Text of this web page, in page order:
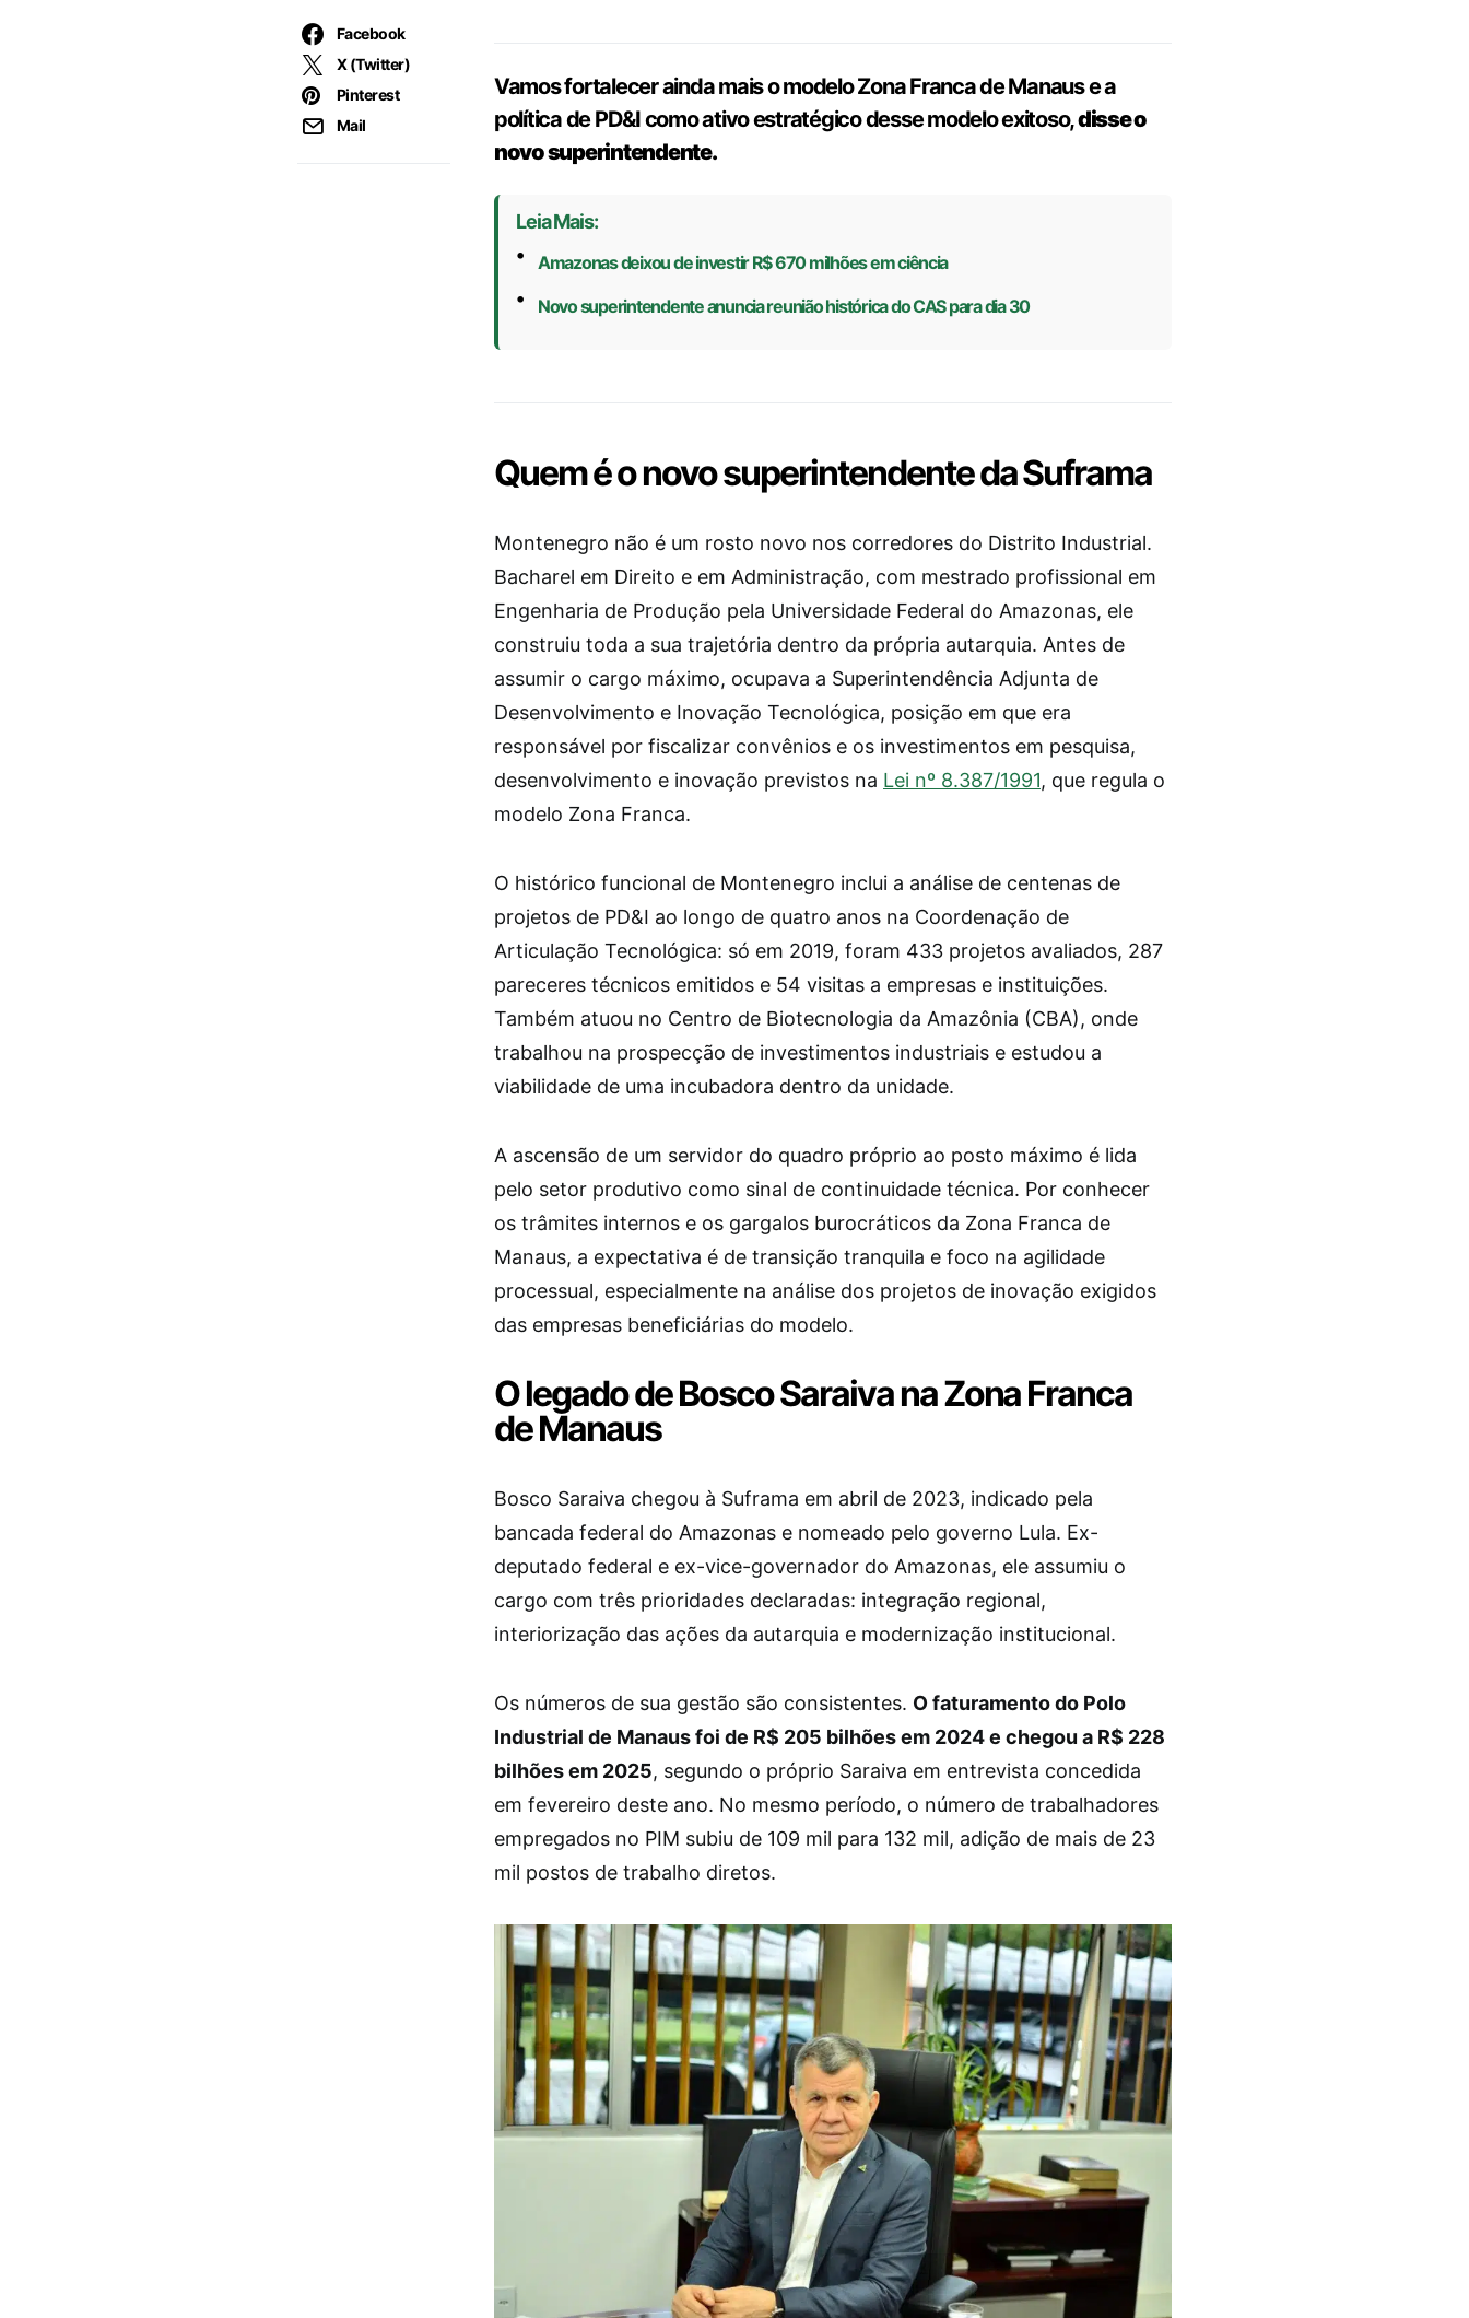
Facebook
X (Twitter)
Pinterest
Mail
Vamos fortalecer ainda mais o modelo Zona Franca de Manaus e a
política de PD&I como ativo estratégico desse modelo exitoso,disse o
novo superintendente.
Leia Mais:
Amazonas deixou de investir R$ 670 milhões em ciência
Novo superintendente anuncia reunião histórica do CAS para dia 30
Quem é o novo superintendente da Suframa
Montenegro não é um rosto novo nos corredores do Distrito Industrial.
Bacharel em Direito e em Administração, com mestrado profissional em
Engenharia de Produção pela Universidade Federal do Amazonas, ele
construiu toda a sua trajetória dentro da própria autarquia. Antes de
assumir o cargo máximo, ocupava a Superintendência Adjunta de
Desenvolvimento e Inovação Tecnológica, posição em que era
responsável por fiscalizar convênios e os investimentos em pesquisa,
desenvolvimento e inovação previstos na Lei nº 8.387/1991, que regula o
modelo Zona Franca.
O histórico funcional de Montenegro inclui a análise de centenas de
projetos de PD&I ao longo de quatro anos na Coordenação de
Articulação Tecnológica: só em 2019, foram 433 projetos avaliados, 287
pareceres técnicos emitidos e 54 visitas a empresas e instituições.
Também atuou no Centro de Biotecnologia da Amazônia (CBA), onde
trabalhou na prospecção de investimentos industriais e estudou a
viabilidade de uma incubadora dentro da unidade.
A ascensão de um servidor do quadro próprio ao posto máximo é lida
pelo setor produtivo como sinal de continuidade técnica. Por conhecer
os trâmites internos e os gargalos burocráticos da Zona Franca de
Manaus, a expectativa é de transição tranquila e foco na agilidade
processual, especialmente na análise dos projetos de inovação exigidos
das empresas beneficiárias do modelo.
O legado de Bosco Saraiva na Zona Franca
de Manaus
Bosco Saraiva chegou à Suframa em abril de 2023, indicado pela
bancada federal do Amazonas e nomeado pelo governo Lula. Ex-
deputado federal e ex-vice-governador do Amazonas, ele assumiu o
cargo com três prioridades declaradas: integração regional,
interiorização das ações da autarquia e modernização institucional.
Os números de sua gestão são consistentes. O faturamento do Polo
Industrial de Manaus foi de R$ 205 bilhões em 2024 e chegou a R$ 228
bilhões em 2025, segundo o próprio Saraiva em entrevista concedida
em fevereiro deste ano. No mesmo período, o número de trabalhadores
empregados no PIM subiu de 109 mil para 132 mil, adição de mais de 23
mil postos de trabalho diretos.